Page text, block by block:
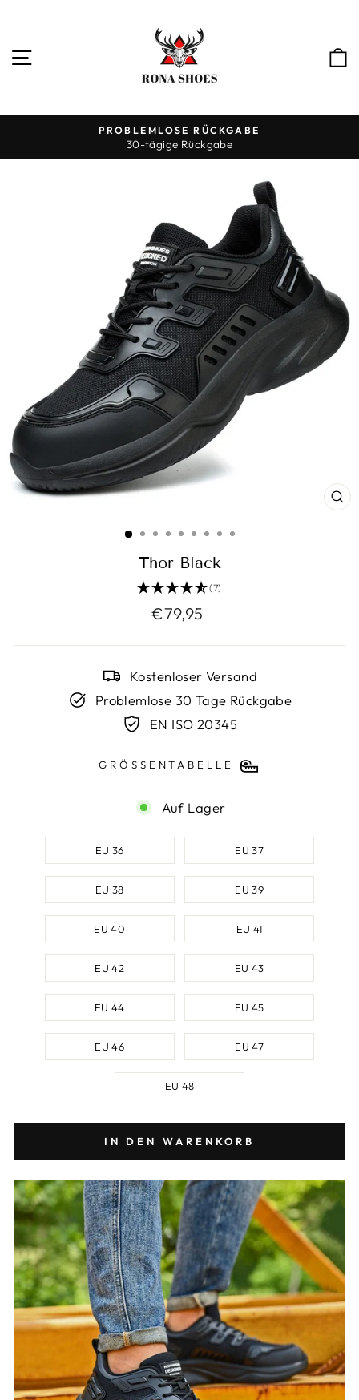
SEITENNAVIGATION
Pause
PROBLEMLOSE RÜCKGABE
30-tägige Rückgabe
Thor Black
(7)
Normaler
€79,95
Kostenloser Versand
Problemlose 30 Tage Rückgabe
EN ISO 20345
GRÖSSENTABELLE
Auf Lager
SCHUHGRÖSSE
EU 36 EU 37
EU 38 EU 39
EU 40 EU 41
EU 42 EU 43
EU 44 EU 45
EU 46 EU 47
EU 48
IN DEN WARENKORB